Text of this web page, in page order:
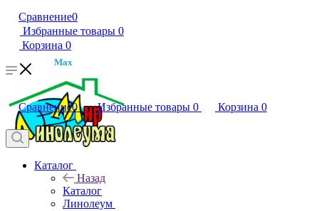
Сравнение0
Избранные товары 0
Корзина 0
Max
Сравнение0 Избранные товары 0 Корзина 0
Каталог
Назад
Каталог
Линолеум